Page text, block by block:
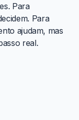
Para
Para
ajudam, mas
real.